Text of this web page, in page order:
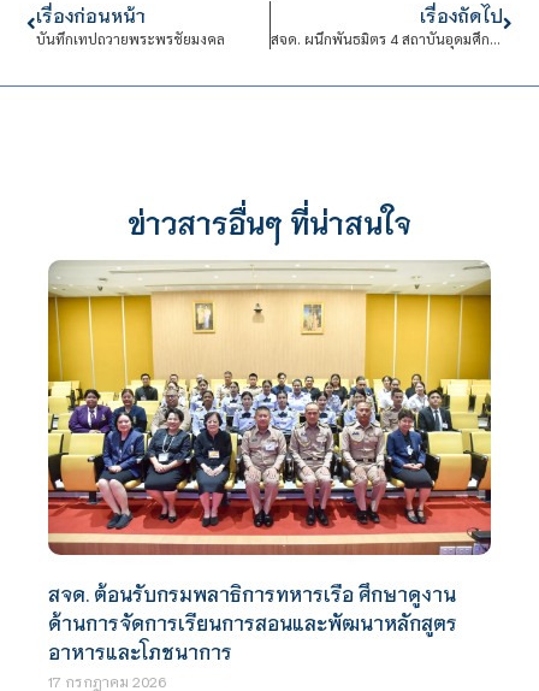
เรื่องก่อนหน้า
บันทึกเทปถวายพระพรชัยมงคล
เรื่องถัดไป
สจด. ผนึกพันธมิตร 4 สถาบันอุดมศึกษา สร้างความร่วมมือทางวิชาการ
ข่าวสารอื่นๆ ที่น่าสนใจ
สจด. ต้อนรับกรมพลาธิการทหารเรือ ศึกษาดูงาน
ด้านการจัดการเรียนการสอนและพัฒนาหลักสูตร
อาหารและโภชนาการ
17 กรกฎาคม 2026